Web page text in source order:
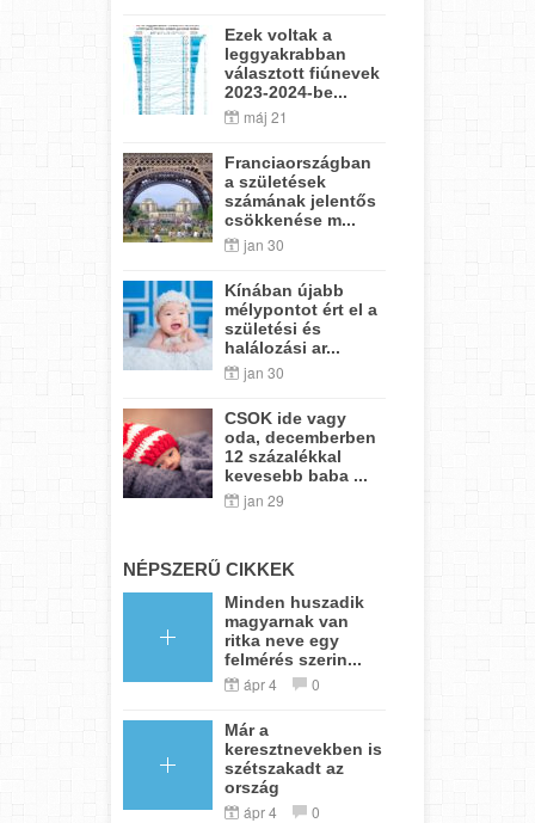
Ezek voltak a
leggyakrabban
választott fiúnevek
2023-2024-be...
máj 21
Franciaországban
a születések
számának jelentős
csökkenése m...
jan 30
Kínában újabb
mélypontot ért el a
születési és
halálozási ar...
jan 30
CSOK ide vagy
oda, decemberben
12 százalékkal
kevesebb baba ...
jan 29
NÉPSZERŰ CIKKEK
Minden huszadik
magyarnak van
ritka neve egy
felmérés szerin...
ápr 4 0
Már a
keresztnevekben is
szétszakadt az
ország
ápr 4 0